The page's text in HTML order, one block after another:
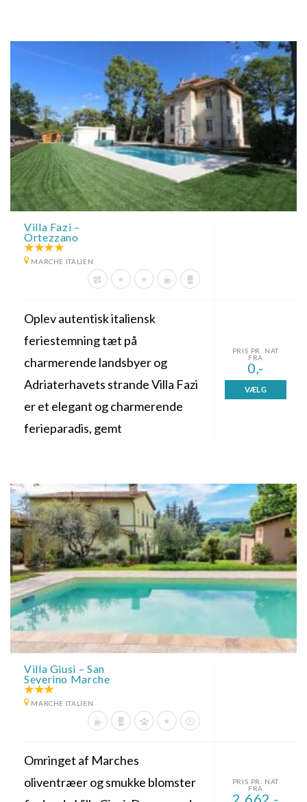
Villa Fazi –
Ortezzano
MARCHE ITALIEN
Oplev autentisk italiensk
feriestemning tæt på
charmerende landsbyer og
Adriaterhavets strande Villa Fazi
er et elegant og charmerende
ferieparadis, gemt
PRIS PR. NAT
FRA
0,-
VÆLG
Villa Giusi – San
Severino Marche
MARCHE ITALIEN
Omringet af Marches
oliventræer og smukke blomster
PRIS PR. NAT
FRA